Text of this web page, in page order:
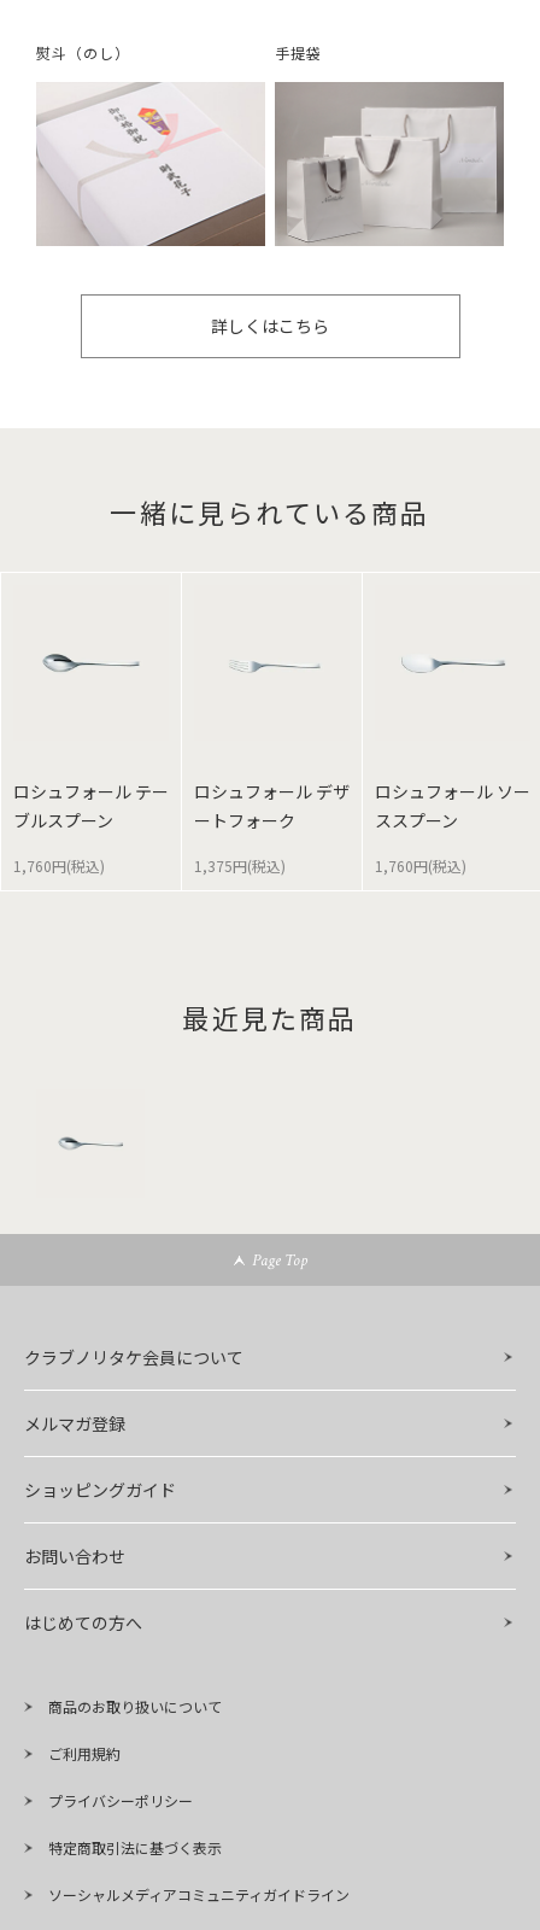
熨斗（のし） 手提袋
詳しくはこちら
一緒に見られている商品
ロシュフォール テー
ブルスプーン
1,760円(税込)
ロシュフォール デザ
ートフォーク
1,375円(税込)
ロシュフォール ソー
ススプーン
1,760円(税込)
最近見た商品
Page Top
クラブノリタケ会員について
メルマガ登録
ショッピングガイド
お問い合わせ
はじめての方へ
商品のお取り扱いについて
ご利用規約
プライバシーポリシー
特定商取引法に基づく表示
ソーシャルメディアコミュニティガイドライン